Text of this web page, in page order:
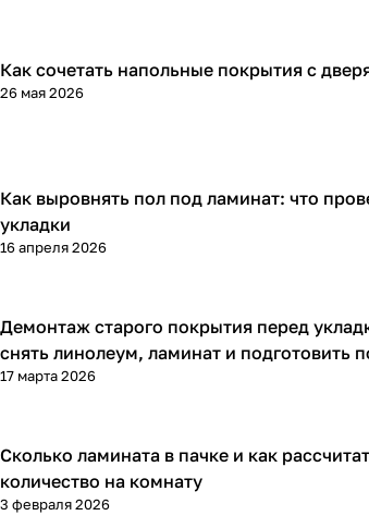
Напольные покрытия
Как сочетать напольные покрытия с
26 мая 2026
Напольные покрытия
Как выровнять пол под ламинат: что
укладки
16 апреля 2026
Напольные покрытия
Демонтаж старого покрытия перед
снять линолеум, ламинат и подготовить
17 марта 2026
Напольные покрытия
Сколько ламината в пачке и как
количество на комнату
3 февраля 2026